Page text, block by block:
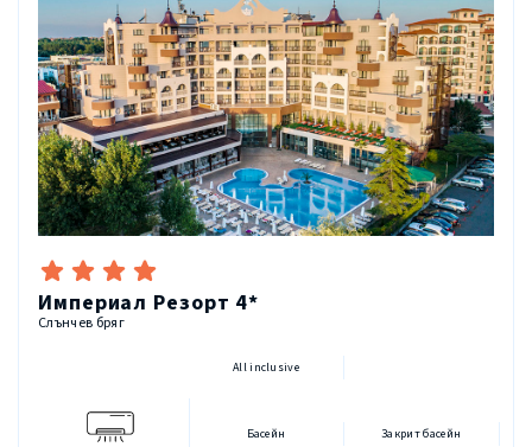
Империал Резорт 4*
Слънчев бряг
All inclusive
Басейн Закрит басейн